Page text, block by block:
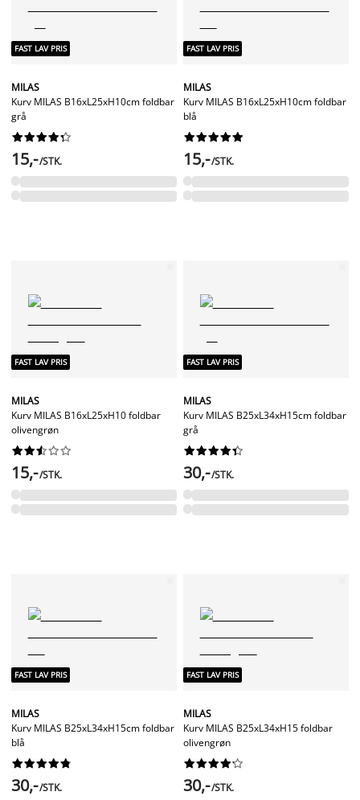
FAST LAV PRIS
MILAS
Kurv MILAS B16xL25xH10cm foldbar
grå






15,-/STK.
FAST LAV PRIS
MILAS
Kurv MILAS B16xL25xH10cm foldbar
blå






15,-/STK.
FAST LAV PRIS
MILAS
Kurv MILAS B16xL25xH10 foldbar
olivengrøn






15,-/STK.
FAST LAV PRIS
MILAS
Kurv MILAS B25xL34xH15cm foldbar
grå






30,-/STK.
FAST LAV PRIS
MILAS
Kurv MILAS B25xL34xH15cm foldbar
blå






30,-/STK.
FAST LAV PRIS
MILAS
Kurv MILAS B25xL34xH15 foldbar
olivengrøn






30,-/STK.